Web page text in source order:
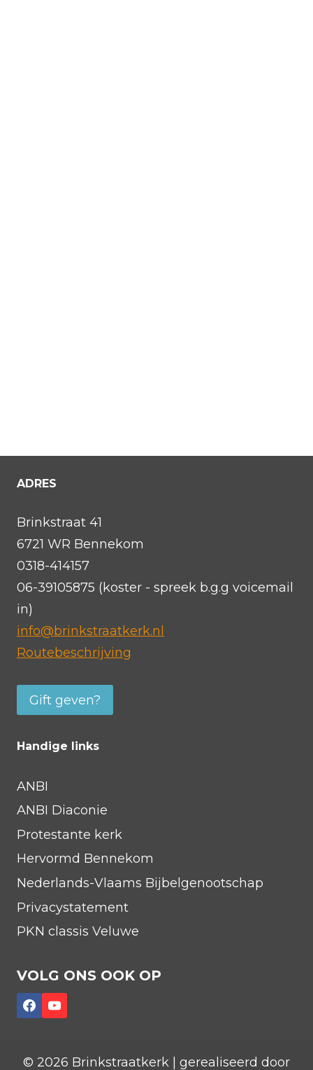
ADRES
Brinkstraat 41
6721 WR Bennekom
0318-414157
06-39105875 (koster - spreek b.g.g voicemail
in)
info@brinkstraatkerk.nl
Routebeschrijving
Gift geven?
Handige links
ANBI
ANBI Diaconie
Protestante kerk
Hervormd Bennekom
Nederlands-Vlaams Bijbelgenootschap
Privacystatement
PKN classis Veluwe
VOLG ONS OOK OP
© 2026 Brinkstraatkerk | gerealiseerd door